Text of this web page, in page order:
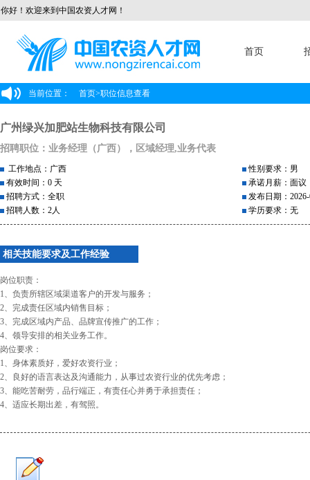
你好！欢迎来到中国农资人才网！
首页
当前位置： 首页>职位信息查看
广州绿兴加肥站生物科技有限公司
招聘职位：业务经理（广西），区域经理,业务代表
工作地点：广西
有效时间：0 天
招聘方式：全职
招聘人数：2人
性别要求：男
承诺月薪：面议
发布日期：
学历要求：无
相关技能要求及工作经验
岗位职责：
1、负责所辖区域渠道客户的开发与服务；
2、完成责任区域内销售目标；
3、完成区域内产品、品牌宣传推广的工作；
4、领导安排的相关业务工作。
岗位要求：
1、身体素质好，爱好农资行业；
2、良好的语言表达及沟通能力，从事过农资行业的优先考虑；
3、能吃苦耐劳，品行端正，有责任心并勇于承担责任；
4、适应长期出差，有驾照。